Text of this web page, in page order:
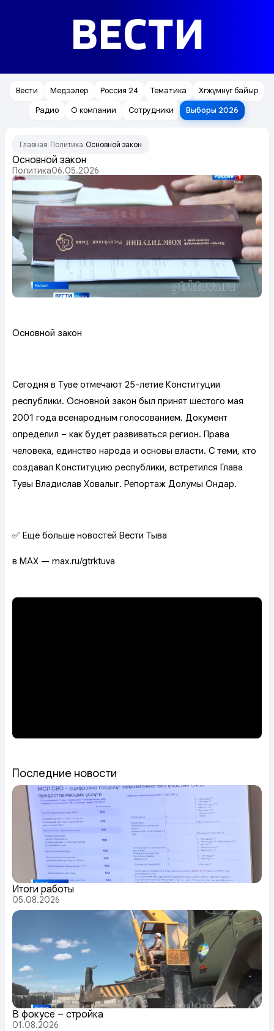
ВЕСТИ
Вести Медээлер Россия 24 Тематика
Хөгжүмнүг байыр
Радио
О компании Сотрудники Выборы 2026
Главная Политика Основной закон
Основной закон
Политика06.05.2026
Основной закон
Сегодня в Туве отмечают 25-летие Конституции
республики. Основной закон был принят шестого мая
2001 года всенародным голосованием. Документ
определил – как будет развиваться регион. Права
человека, единство народа и основы власти. С теми, кто
создавал Конституцию республики, встретился Глава
Тувы Владислав Ховалыг. Репортаж Долумы Ондар.
✅ Еще больше новостей Вести Тыва
в MAX — max.ru/gtrktuva
Последние новости
Итоги работы
05.08.2026
В фокусе – стройка
01.08.2026